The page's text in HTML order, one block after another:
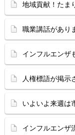
地域貢献！たま
職業講話があり
インフルエンザ
人権標語が掲示
いよいよ来週は
インフルエンザ